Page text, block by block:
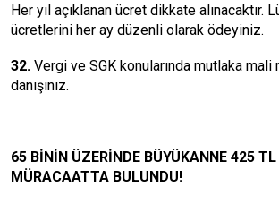
Her yıl açıklanan ücret dikkate alınacaktır.
ücretlerini her ay düzenli olarak ödeyiniz.
32. Vergi ve SGK konularında mutlaka
danışınız.
65 BİNİN ÜZERİNDE BÜYÜKANNE 425
MÜRACAATTA BULUNDU!